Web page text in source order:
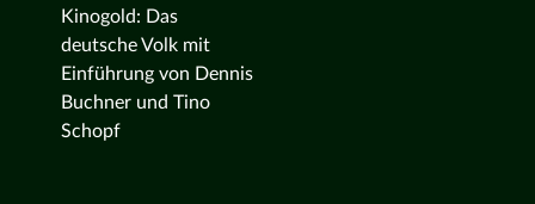
Kinogold: Das
deutsche Volk mit
Einführung von Dennis
Buchner und Tino
Schopf